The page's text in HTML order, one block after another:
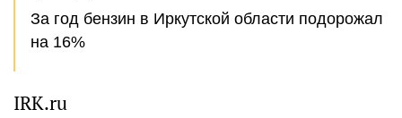
За год бензин в Иркутской области подорожал
на 16%
IRK.ru